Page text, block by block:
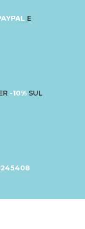
E
-10% SUL